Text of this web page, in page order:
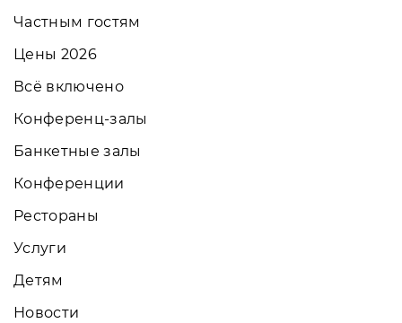
Частным гостям
Цены 2026
Всё включено
Конференц-залы
Банкетные залы
Конференции
Рестораны
Услуги
Детям
Новости